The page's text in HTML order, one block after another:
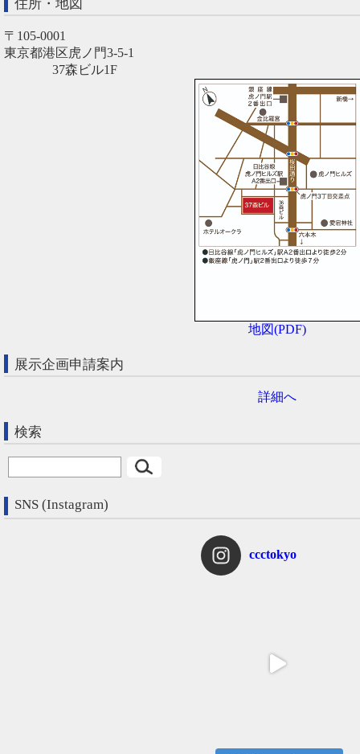
住所・地図
〒105-0001
東京都港区虎ノ門3-5-1
37森ビル1F
地図(PDF)
展示企画申請案内
詳細へ
検索
SNS (Instagram)
ccctokyo